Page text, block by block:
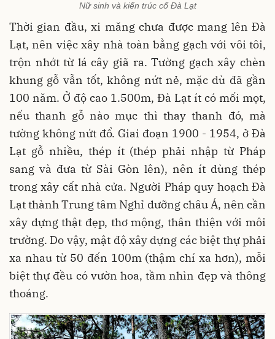
Nữ sinh và kiến trúc cổ Đà Lạt
Thời gian đầu, xi măng chưa được mang lên Đà
Lạt, nên việc xây nhà toàn bằng gạch với vôi tôi,
trộn nhớt từ lá cây giã ra. Tường gạch xây chèn
khung gỗ vẫn tốt, không nứt nẻ, mặc dù đã gần
100 năm. Ở độ cao 1.500m, Đà Lạt ít có mối mọt,
nếu thanh gỗ nào mục thì thay thanh đó, mà
tường không nứt đổ. Giai đoạn 1900 - 1954, ở Đà
Lạt gỗ nhiều, thép ít (thép phải nhập từ Pháp
sang và đưa từ Sài Gòn lên), nên ít dùng thép
trong xây cất nhà cửa. Người Pháp quy hoạch Đà
Lạt thành Trung tâm Nghỉ dưỡng châu Á, nên cần
xây dựng thật đẹp, thơ mộng, thân thiện với môi
trường. Do vậy, mật độ xây dựng các biệt thự phải
xa nhau từ 50 đến 100m (thậm chí xa hơn), mỗi
biệt thự đều có vườn hoa, tầm nhìn đẹp và thông
thoáng.